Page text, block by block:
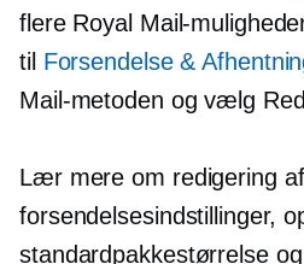
flere Royal Mail-
til Forsendelse &
Mail-metoden og vælg
Lær mere om redigering af
forsendelsesindstillinger,
standardpakkestørrelse og